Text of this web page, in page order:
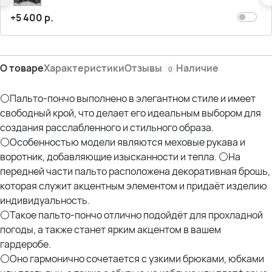
Дл.изделия- 79 см
Дл.рукава- 48 см
На фото модель Дарья- 54р
+5 400 р.
О товареХарактеристикиОтзывы 0 Наличие
⚪Пальто-пончо выполнено в элегантном стиле и имеет
свободный крой, что делает его идеальным выбором для
создания расслабленного и стильного образа.
⚪Особенностью модели являются меховые рукава и
воротник, добавляющие изысканности и тепла. ⚪На
передней части пальто расположена декоративная брошь,
которая служит акцентным элементом и придаёт изделию
индивидуальность.
⚪Такое пальто-пончо отлично подойдёт для прохладной
погоды, а также станет ярким акцентом в вашем
гардеробе.
⚪Оно гармонично сочетается с узкими брюками, юбками